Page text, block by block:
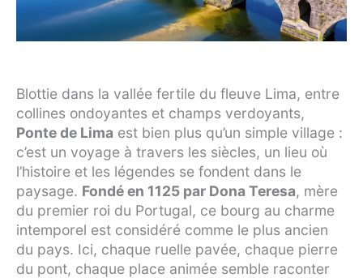
Blottie dans la vallée fertile du fleuve Lima, entre
collines ondoyantes et champs verdoyants,
Ponte de Lima est bien plus qu’un simple village :
c’est un voyage à travers les siècles, un lieu où
l’histoire et les légendes se fondent dans le
paysage. Fondé en 1125 par Dona Teresa, mère
du premier roi du Portugal, ce bourg au charme
intemporel est considéré comme le plus ancien
du pays. Ici, chaque ruelle pavée, chaque pierre
du pont, chaque place animée semble raconter